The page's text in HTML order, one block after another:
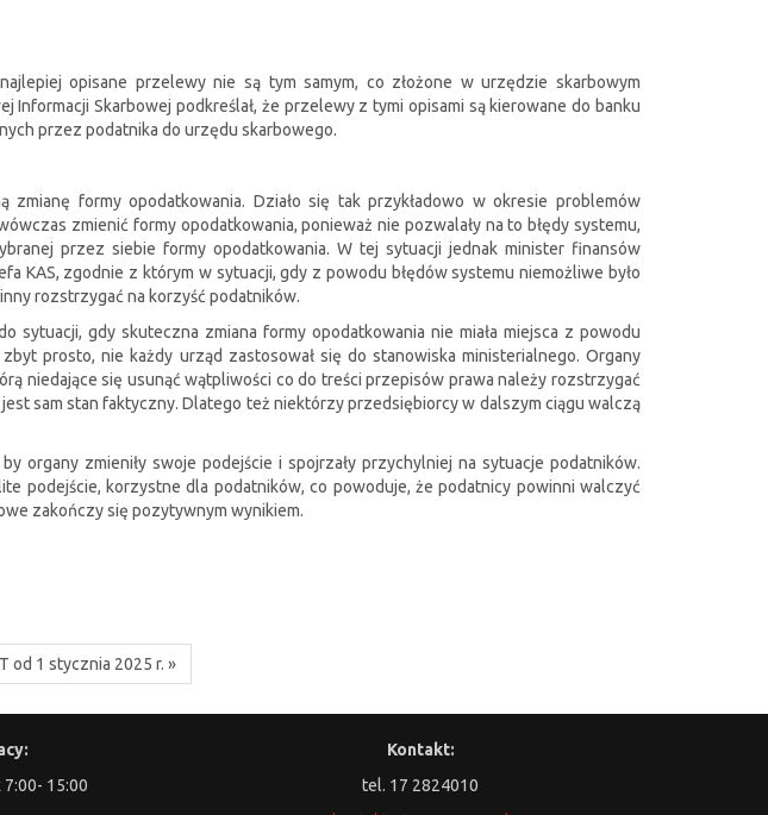
opisane przelewy nie są tym samym, co złożone w urzędzie skarbowym
Skarbowej podkreślał, że przelewy z tymi opisami są kierowane do banku
przez podatnika do urzędu skarbowego.
formy opodatkowania. Działo się tak przykładowo w okresie problemów
zmienić formy opodatkowania, ponieważ nie pozwalały na to błędy systemu,
przez siebie formy opodatkowania. W tej sytuacji jednak minister finansów
KAS, zgodnie z którym w sytuacji, gdy z powodu błędów systemu niemożliwe było
rozstrzygać na korzyść podatników.
sytuacji, gdy skuteczna zmiana formy opodatkowania nie miała miejsca z powodu
prosto, nie każdy urząd zastosował się do stanowiska ministerialnego. Organy
niedające się usunąć wątpliwości co do treści przepisów prawa należy rozstrzygać
sam stan faktyczny. Dlatego też niektórzy przedsiębiorcy w dalszym ciągu walczą
organy zmieniły swoje podejście i spojrzały przychylniej na sytuacje podatników.
podejście, korzystne dla podatników, co powoduje, że podatnicy powinni walczyć
zakończy się pozytywnym wynikiem.
od 1 stycznia 2025 r. »
7:00- 15:00
Kontakt:
tel. 17 2824010